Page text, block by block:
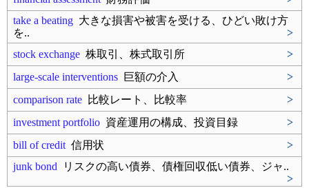
take a beating 大きな損害や被害を受ける、ひどい敗け方
を..
>
stock exchange 株取引、株式取引所
>
large-scale interventions 巨額の介入
>
comparison rate 比較レート、比較率
>
investment portfolio 資産運用の構成、投資目録
>
bill of credit 信用状
>
junk bond リスクの高い債券、債権回収低い債券、ジャ..
>